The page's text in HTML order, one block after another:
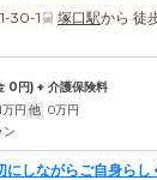
30-1
塚口駅から 徒
0円) + 介護保険料
万円 他 0万円
ン
にしながらご自身らし